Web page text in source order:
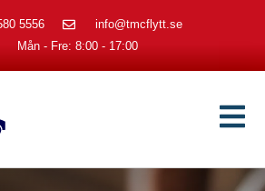
5556
info@tmcflytt.se
Mån - Fre: 8:00 - 17:00